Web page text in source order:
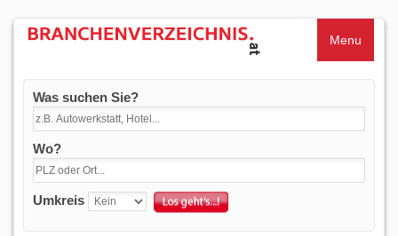
Menu
Was suchen Sie?
Wo?
Umkreis